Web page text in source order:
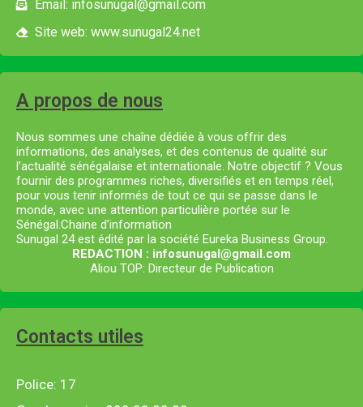
Email: infosunugal@gmail.com
Site web: www.sunugal24.net
A propos de nous
Nous sommes une chaîne dédiée à vous offrir des
informations, des analyses, et des contenus de qualité sur
l’actualité sénégalaise et internationale. Notre objectif ? Vous
fournir des programmes riches, diversifiés et en temps réel,
pour vous tenir informés de tout ce qui se passe dans le
monde, avec une attention particulière portée sur le
Sénégal.Chaine d’information
Sunugal 24 est édité par la société Eureka Business Group.
REDACTION : infosunugal@gmail.com
Aliou TOP: Directeur de Publication
Contacts utiles
Police: 17